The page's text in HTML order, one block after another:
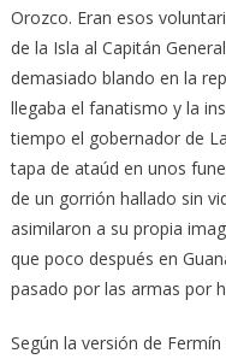
Orozco. Eran esos
de la Isla al Capitán
demasiado blando en la
llegaba el fanatismo y la
tiempo el gobernador de
tapa de ataúd en unos
de un gorrión hallado sin
asimilaron a su propia
que poco después en
pasado por las armas por
Según la versión de